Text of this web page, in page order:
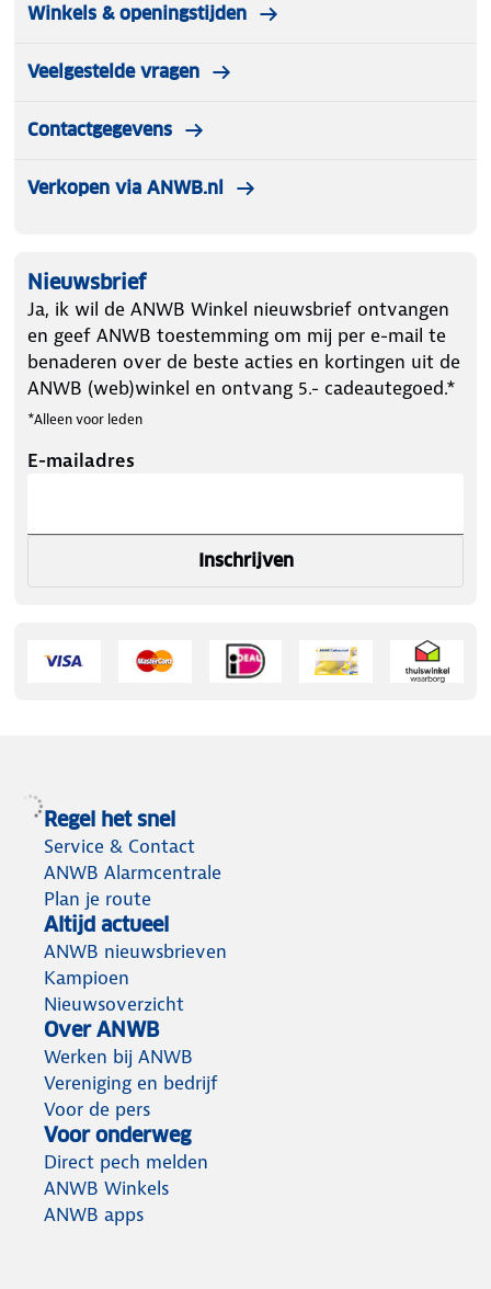
Winkels & openingstijden
Veelgestelde vragen
Contactgegevens
Verkopen via ANWB.nl
Nieuwsbrief
Ja, ik wil de ANWB Winkel nieuwsbrief ontvangen
en geef ANWB toestemming om mij per e-mail te
benaderen over de beste acties en kortingen uit de
ANWB (web)winkel en ontvang 5.- cadeautegoed.*
*Alleen voor leden
E-mailadres
Inschrijven
Regel het snel
Service & Contact
ANWB Alarmcentrale
Plan je route
Altijd actueel
ANWB nieuwsbrieven
Kampioen
Nieuwsoverzicht
Over ANWB
Werken bij ANWB
Vereniging en bedrijf
Voor de pers
Voor onderweg
Direct pech melden
ANWB Winkels
ANWB apps